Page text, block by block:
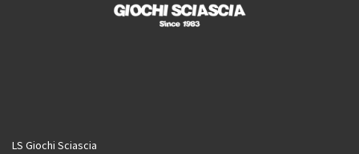
LS Giochi Sciascia